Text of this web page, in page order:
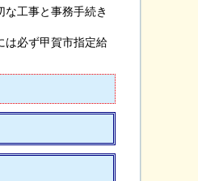
工事と事務手続き
は必ず甲賀市指定給